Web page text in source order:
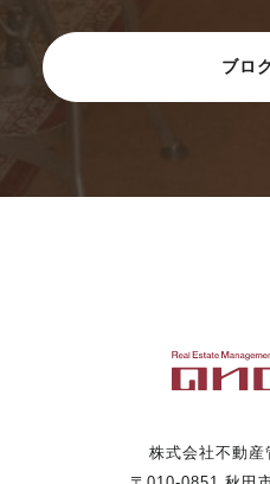
ブロ
株式会社不動産